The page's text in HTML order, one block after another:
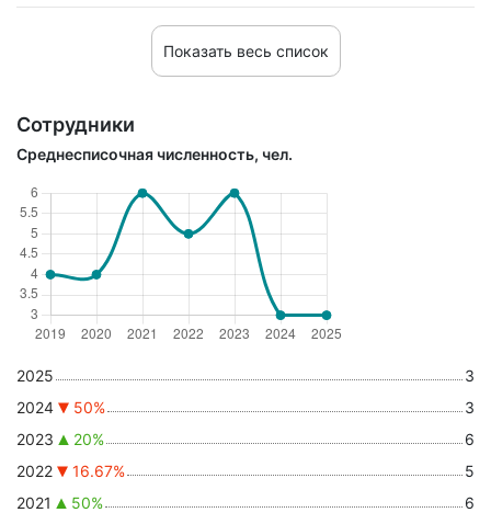
Показать весь список
Сотрудники
Среднесписочная численность, чел.
2025
3
2024
50%
3
2023
20%
6
2022
16.67%
5
2021
50%
6